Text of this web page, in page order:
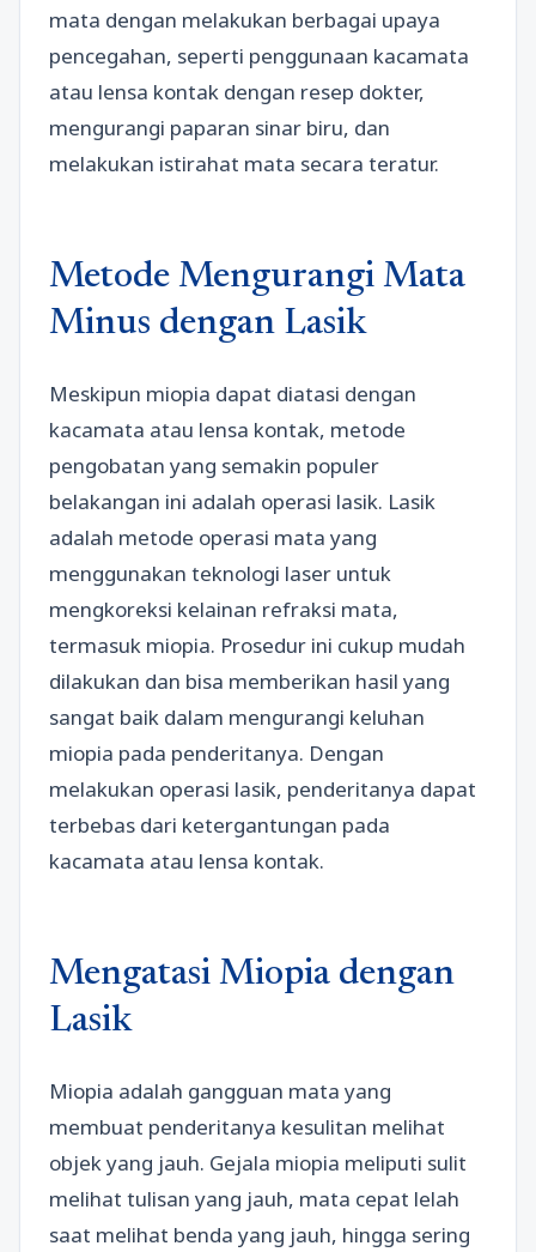
mata dengan melakukan berbagai upaya
pencegahan, seperti penggunaan kacamata
atau lensa kontak dengan resep dokter,
mengurangi paparan sinar biru, dan
melakukan istirahat mata secara teratur.
Metode Mengurangi Mata
Minus dengan Lasik
Meskipun miopia dapat diatasi dengan
kacamata atau lensa kontak, metode
pengobatan yang semakin populer
belakangan ini adalah operasi lasik. Lasik
adalah metode operasi mata yang
menggunakan teknologi laser untuk
mengkoreksi kelainan refraksi mata,
termasuk miopia. Prosedur ini cukup mudah
dilakukan dan bisa memberikan hasil yang
sangat baik dalam mengurangi keluhan
miopia pada penderitanya. Dengan
melakukan operasi lasik, penderitanya dapat
terbebas dari ketergantungan pada
kacamata atau lensa kontak.
Mengatasi Miopia dengan
Lasik
Miopia adalah gangguan mata yang
membuat penderitanya kesulitan melihat
objek yang jauh. Gejala miopia meliputi sulit
melihat tulisan yang jauh, mata cepat lelah
saat melihat benda yang jauh, hingga sering